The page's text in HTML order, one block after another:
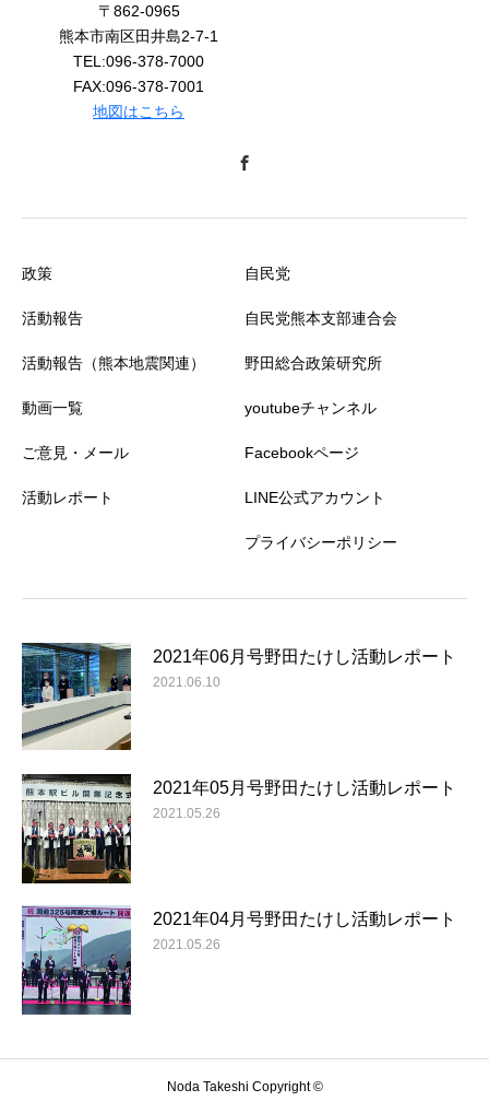
〒862-0965
熊本市南区田井島2-7-1
TEL:096-378-7000
FAX:096-378-7001
地図はこちら
政策
活動報告
活動報告（熊本地震関連）
動画一覧
ご意見・メール
活動レポート
自民党
自民党熊本支部連合会
野田総合政策研究所
youtubeチャンネル
Facebookページ
LINE公式アカウント
プライバシーポリシー
2021年06月号野田たけし活動レポート
2021.06.10
2021年05月号野田たけし活動レポート
2021.05.26
2021年04月号野田たけし活動レポート
2021.05.26
Noda Takeshi Copyright ©